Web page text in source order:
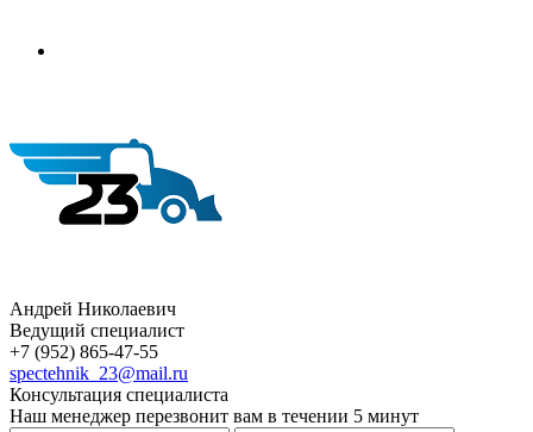
Андрей Николаевич
Ведущий специалист
+7 (952) 865-47-55
spectehnik_23@mail.ru
Консультация специалиста
Наш менеджер перезвонит вам в течении 5 минут